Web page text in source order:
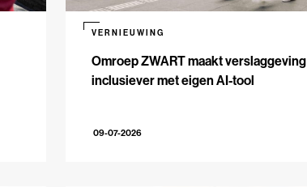
Omroep ZWART maakt verslaggeving
inclusiever met eigen AI-tool
VERNIEUWING
09-07-2026